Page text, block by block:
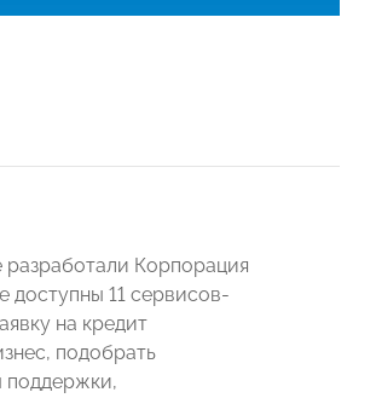
разработали Корпорация
11 сервисов-
на кредит
подобрать
поддержки,